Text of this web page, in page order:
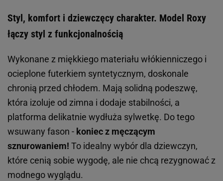
Styl, komfort i dziewczęcy charakter. Model Roxy
łączy styl z funkcjonalnością
Wykonane z miękkiego materiału włókienniczego i
ocieplone futerkiem syntetycznym, doskonale
chronią przed chłodem. Mają solidną podeszwę,
która izoluje od zimna i dodaje stabilności, a
platforma delikatnie wydłuża sylwetkę. Do tego
wsuwany fason - koniec z męczącym
sznurowaniem! To idealny wybór dla dziewczyn,
które cenią sobie wygodę, ale nie chcą rezygnować z
modnego wyglądu.